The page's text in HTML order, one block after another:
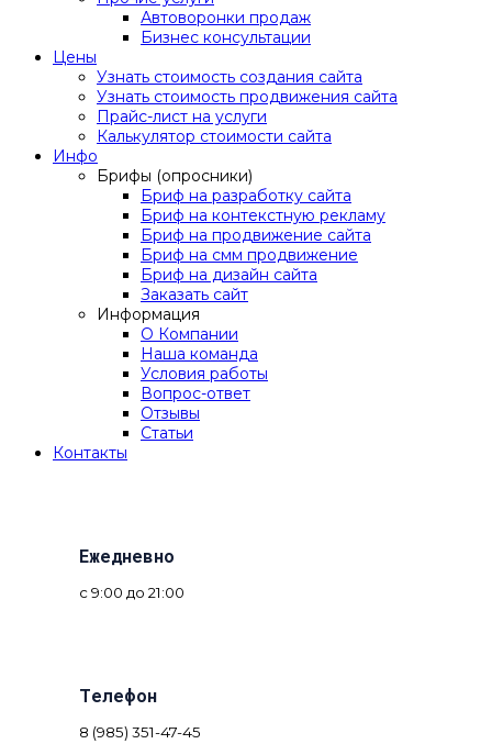
Автоворонки продаж
Бизнес консультации
Цены
Узнать стоимость создания сайта
Узнать стоимость продвижения сайта
Прайс-лист на услуги
Калькулятор стоимости сайта
Инфо
Брифы (опросники)
Бриф на разработку сайта
Бриф на контекстную рекламу
Бриф на продвижение сайта
Бриф на смм продвижение
Бриф на дизайн сайта
Заказать сайт
Информация
О Компании
Наша команда
Условия работы
Вопрос-ответ
Отзывы
Статьи
Контакты
Ежедневно
с 9:00 до 21:00
Телефон
8 (985) 351-47-45